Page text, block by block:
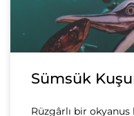
Sümsük
Rüzgârlı bir okyanus